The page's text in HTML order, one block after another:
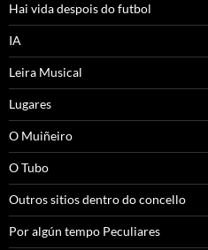
Hai vida despois do futbol
IA
Leira Musical
Lugares
O Muiñeiro
O Tubo
Outros sitios dentro do concello
Por algún tempo Peculiares